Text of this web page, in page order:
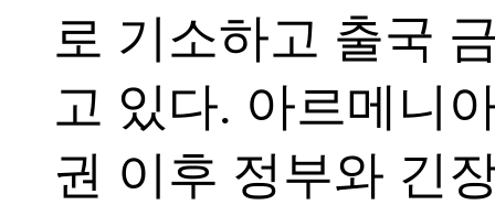
로 기소하고 출국
고 있다. 아르메니
권 이후 정부와 긴